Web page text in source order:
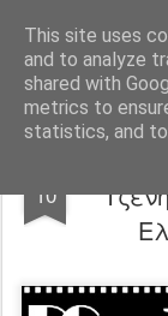
This site uses
and to analyze
shared with
metrics to
statistics, and
Blog Info
10